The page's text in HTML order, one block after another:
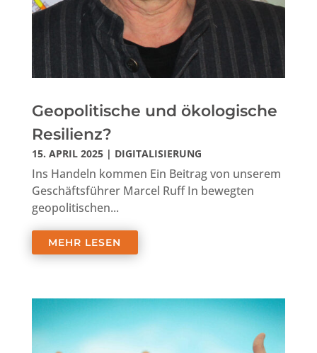
Geopolitische und ökologische
Resilienz?
15. APRIL 2025| DIGITALISIERUNG
Ins Handeln kommen Ein Beitrag von unserem
Geschäftsführer Marcel Ruff In bewegten
geopolitischen...
MEHR LESEN